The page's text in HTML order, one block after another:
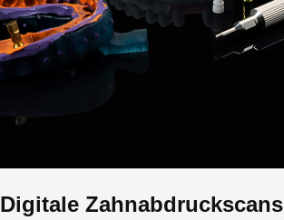
Digitale Zahnabdruckscans